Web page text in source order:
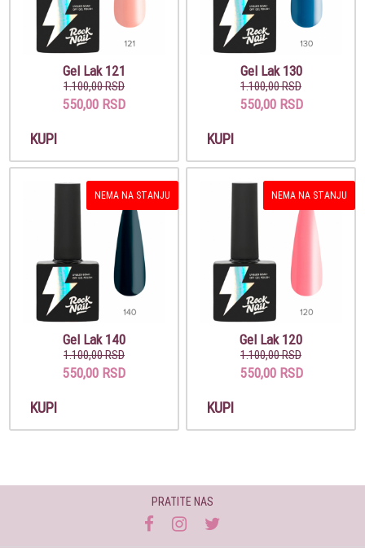
Gel Lak 121
1.100,00 RSD
550,00 RSD
KUPI
Gel Lak 130
1.100,00 RSD
550,00 RSD
KUPI
NEMA NA STANJU
Gel Lak 140
1.100,00 RSD
550,00 RSD
KUPI
NEMA NA STANJU
Gel Lak 120
1.100,00 RSD
550,00 RSD
KUPI
PRATITE NAS